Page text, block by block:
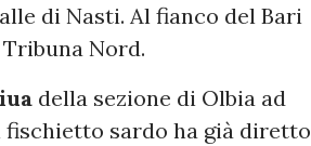
di Nasti. Al fianco del Bari
Nord.
della sezione di Olbia ad
sardo ha già diretto